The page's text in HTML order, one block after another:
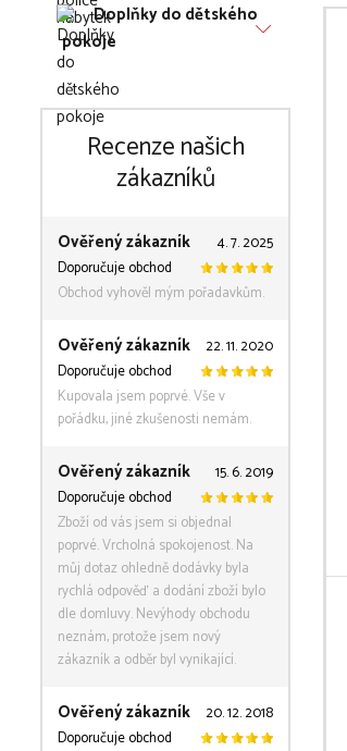
Doplňky do dětského
pokoje
Recenze našich
zákazníků
Ověřený zákazník
4. 7. 2025
Doporučuje obchod
Obchod vyhověl mým pořadavkům.
Ověřený zákazník
22. 11. 2020
Doporučuje obchod
Kupovala jsem poprvé. Vše v
pořádku, jiné zkušenosti nemám.
Ověřený zákazník
15. 6. 2019
Doporučuje obchod
Zboží od vás jsem si objednal
poprvé. Vrcholná spokojenost. Na
můj dotaz ohledně dodávky byla
rychlá odpověď a dodání zboží bylo
dle domluvy. Nevýhody obchodu
neznám, protože jsem nový
zákazník a odběr byl vynikající.
Ověřený zákazník
20. 12. 2018
Doporučuje obchod